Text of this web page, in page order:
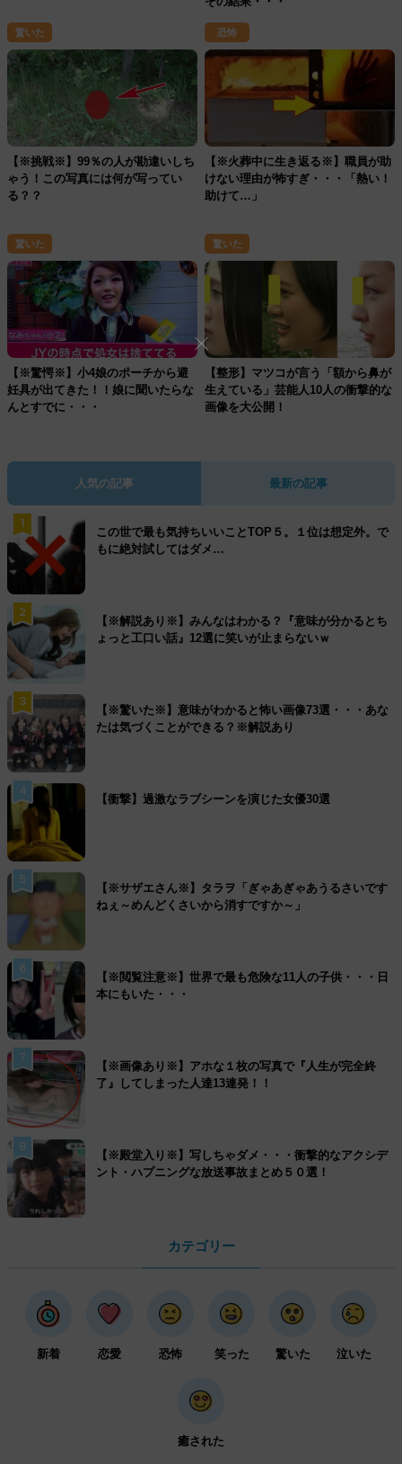
驚いた
【※挑戦※】99％の人が勘違いしち
ゃう！この写真には何が写ってい
る？？
恐怖
【※火葬中に生き返る※】職員が助
けない理由が怖すぎ・・・「熱い！
助けて…」
驚いた
【※驚愕※】小4娘のポーチから避
妊具が出てきた！！娘に聞いたらな
んとすでに・・・
驚いた
【整形】マツコが言う「額から鼻が
生えている」芸能人10人の衝撃的な
画像を大公開！
人気の記事 最新の記事
1
この世で最も気持ちいいことTOP５。１位は想定外。で
もに絶対試してはダメ…
2
【※解説あり※】みんなはわかる？『意味が分かるとち
ょっと工口い話』12選に笑いが止まらないｗ
3
【※驚いた※】意味がわかると怖い画像73選・・・あな
たは気づくことができる？※解説あり
4
【衝撃】過激なラブシーンを演じた女優30選
5
【※サザエさん※】タラヲ「ぎゃあぎゃあうるさいです
ねぇ～めんどくさいから消すですか～」
6
【※閲覧注意※】世界で最も危険な11人の子供・・・日
本にもいた・・・
7
【※画像あり※】アホな１枚の写真で『人生が完全終
了』してしまった人達13連発！！
8
【※殿堂入り※】写しちゃダメ・・・衝撃的なアクシデ
ント・ハプニングな放送事故まとめ５０選！
カテゴリー
新着 恋愛 恐怖 笑った 驚いた 泣いた
癒された